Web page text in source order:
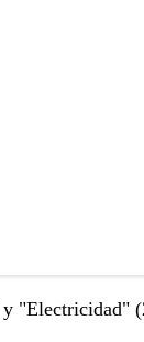
"Electricidad"